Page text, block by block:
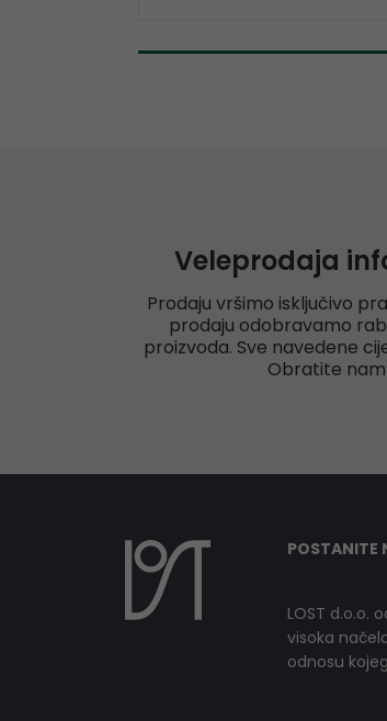
Veleprodaja
Prodaju vršimo isključivo
prodaju odobravamo
proizvoda. Sve navedene
Obratite
POSTANITE
LOST d.o.o.
visoka
odnosu